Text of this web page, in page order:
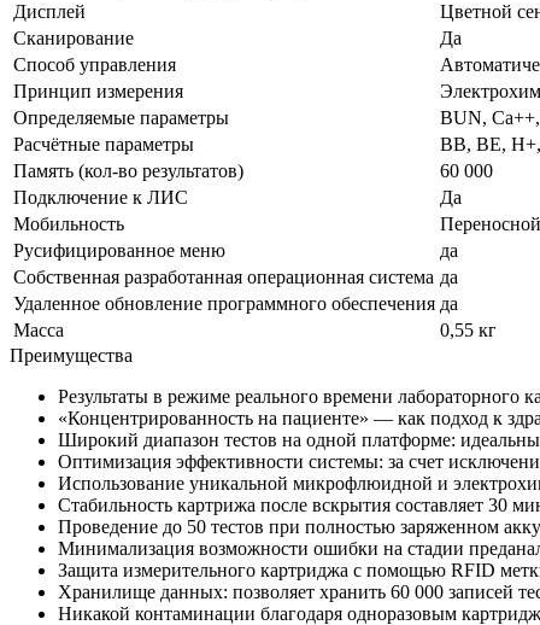
Дисплей
Цветной
Сканирование
Да
Способ управления
Принцип измерения
Определяемые параметры
BUN,
Расчётные параметры
BB, BE,
Память (кол-во результатов)
60 000
Подключение к ЛИС
Да
Мобильность
Переносной
Русифицированное меню
да
Собственная разработанная операционная система да
Удаленное обновление программного обеспечения да
Масса
0,55 кг
Преимущества
Результаты в режиме реального времени лабораторного
«Концентрированность на пациенте» — как подход к
Широкий диапазон тестов на одной платформе:
Оптимизация эффективности системы: за счет
Использование уникальной микрофлюидной и
Стабильность картрижа после вскрытия составляет 30
Проведение до 50 тестов при полностью заряженном
Минимализация возможности ошибки на стадии
Защита измерительного картриджа с помощью RFID
Хранилище данных: позволяет хранить 60 000 записей
Никакой контаминации благодаря одноразовым